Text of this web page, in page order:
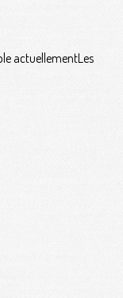
actuellementLes